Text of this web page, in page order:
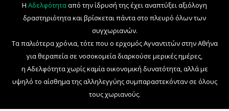
Η Αδελφότητααπό την ίδρυσή της έχει αναπτύξει αξιόλογη
δραστηριότητα και βρίσκεται πάντα στο πλευρό όλων των
συγχωριανών.
Τα παλιότερα χρόνια, τότε που ο ερχομός Αγναντιτών στην Αθήνα
για θεραπεία σε νοσοκομεία διαρκούσε μερικές ημέρες,
η Αδελφότητα χωρίς καμία οικονομική δυνατότητα, αλλά με
υψηλό το αίσθημα της αλληλεγγύης συμπαραστεκόνταν σε όλους
τους χωριανούς.